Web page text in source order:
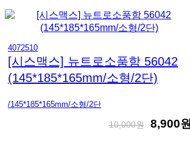
4072510
[시스맥스] 뉴트로소품함 56042
(145*185*165mm/소형/2단)
/145*185*165mm/소형/2단
10,000원 8,900원